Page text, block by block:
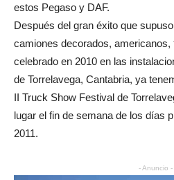
estos Pegaso y DAF.
Después del gran éxito que
camiones decorados,
celebrado en 2010 en las
de Torrelavega, Cantabria, ya
II Truck Show Festival de
lugar el fin de semana de los días
2011.
- Anuncio -